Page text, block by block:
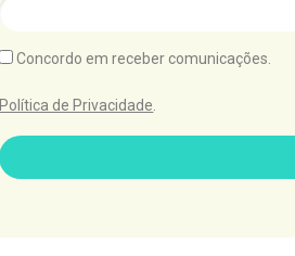
Concordo em receber comunicações.
Política de Privacidade.